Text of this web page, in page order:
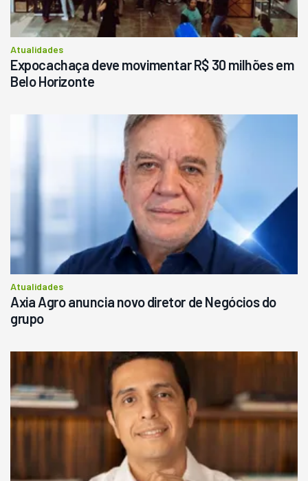
Consultar
Atualidades
Expocachaça deve movimentar R$ 30 milhões em
Belo Horizonte
Atualidades
Axia Agro anuncia novo diretor de Negócios do
grupo